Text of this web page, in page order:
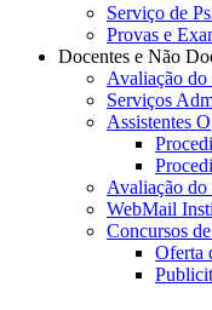
Serviço de
Provas e
Docentes e Não
Avaliação do
Serviços
Assistentes
Avaliação do
WebMail
Concursos
Oferta